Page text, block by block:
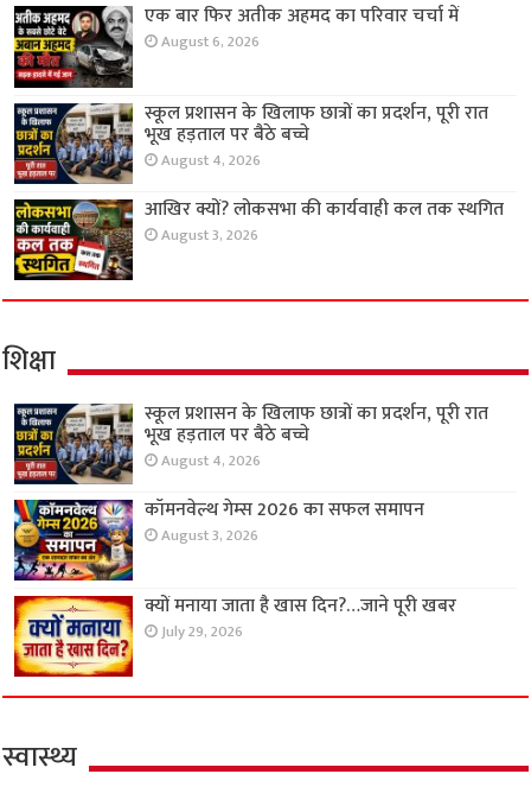
एक बार फिर अतीक अहमद का परिवार चर्चा में
August 6, 2026
स्कूल प्रशासन के खिलाफ छात्रों का प्रदर्शन, पूरी रात
भूख हड़ताल पर बैठे बच्चे
August 4, 2026
आखिर क्यों? लोकसभा की कार्यवाही कल तक स्थगित
August 3, 2026
शिक्षा
स्कूल प्रशासन के खिलाफ छात्रों का प्रदर्शन, पूरी रात
भूख हड़ताल पर बैठे बच्चे
August 4, 2026
कॉमनवेल्थ गेम्स 2026 का सफल समापन
August 3, 2026
क्यों मनाया जाता है खास दिन?…जाने पूरी खबर
July 29, 2026
स्वास्थ्य